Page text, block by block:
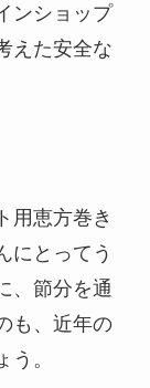
ンショップ
えた安全な
用恵方巻き
にとってう
、節分を通
も、近年の
。